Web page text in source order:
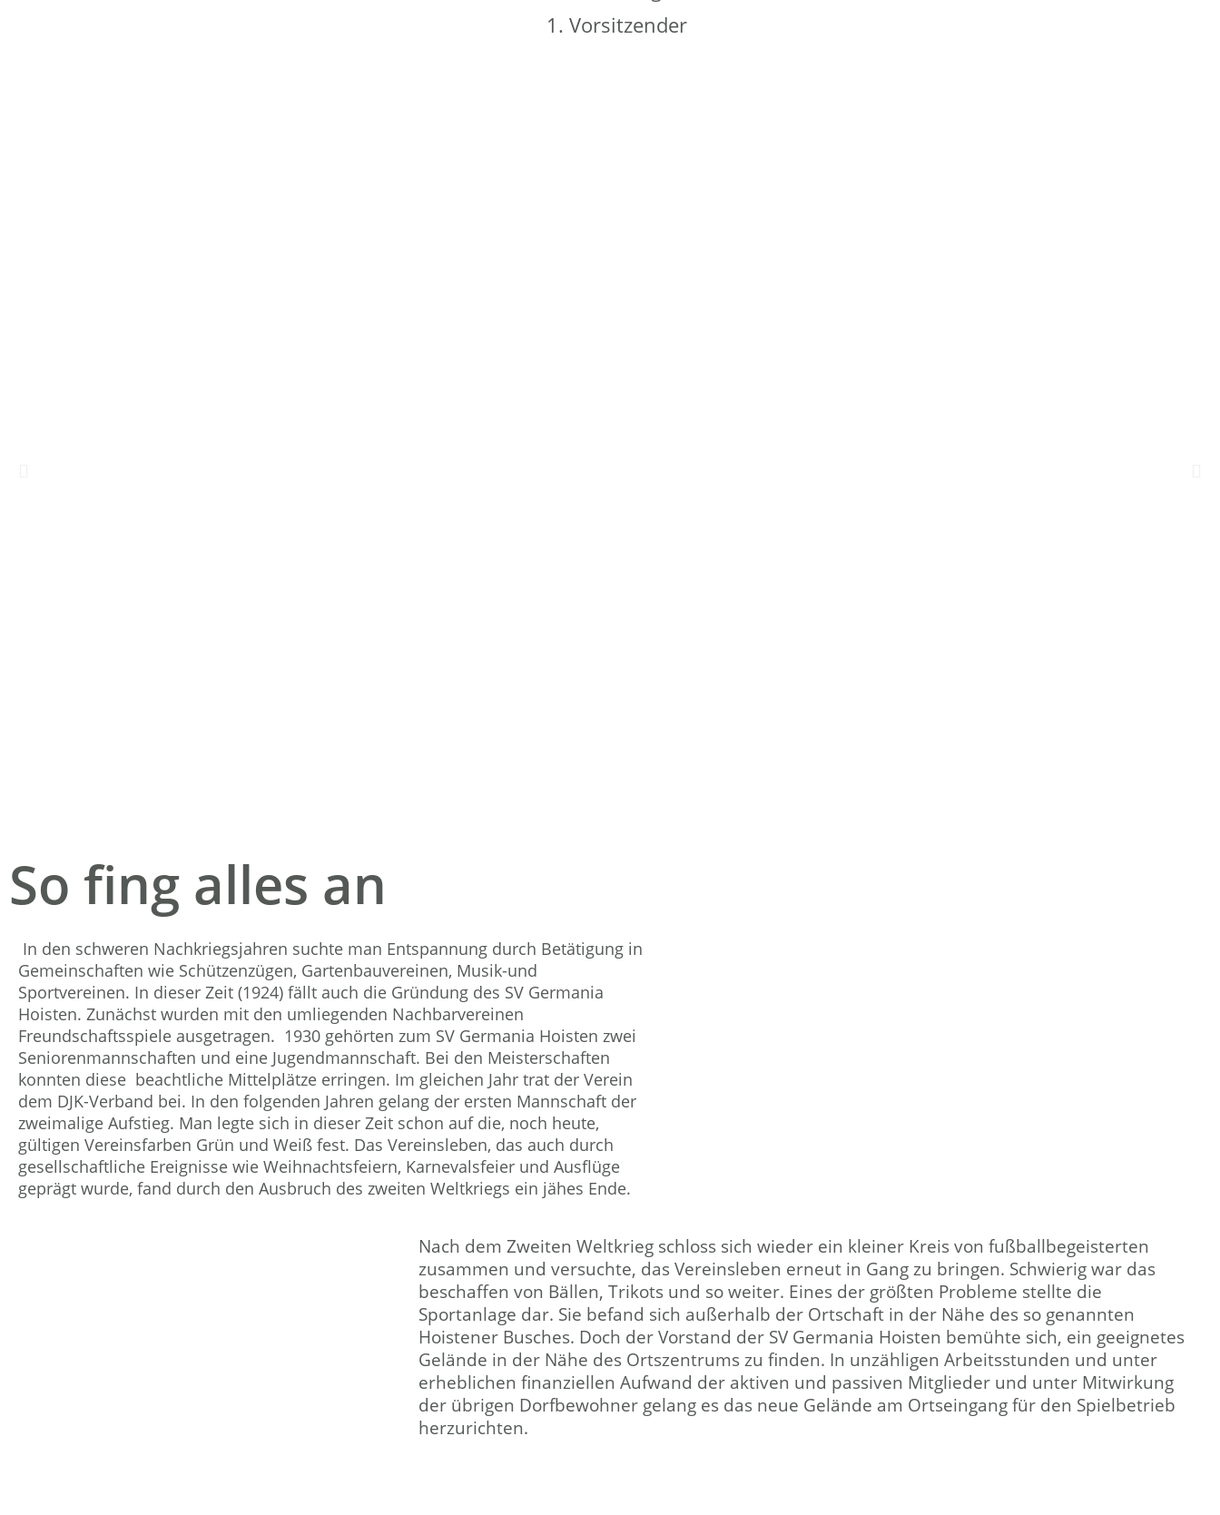
1. Vorsitzender
So fing alles an
In den schweren Nachkriegsjahren suchte man Entspannung durch Betätigung in
Gemeinschaften wie Schützenzügen, Gartenbauvereinen, Musik-und
Sportvereinen. In dieser Zeit (1924) fällt auch die Gründung des SV Germania
Hoisten. Zunächst wurden mit den umliegenden Nachbarvereinen
Freundschaftsspiele ausgetragen. 1930 gehörten zum SV Germania Hoisten zwei
Seniorenmannschaften und eine Jugendmannschaft. Bei den Meisterschaften
konnten diese beachtliche Mittelplätze erringen. Im gleichen Jahr trat der Verein
dem DJK-Verband bei. In den folgenden Jahren gelang der ersten Mannschaft der
zweimalige Aufstieg. Man legte sich in dieser Zeit schon auf die, noch heute,
gültigen Vereinsfarben Grün und Weiß fest. Das Vereinsleben, das auch durch
gesellschaftliche Ereignisse wie Weihnachtsfeiern, Karnevalsfeier und Ausflüge
geprägt wurde, fand durch den Ausbruch des zweiten Weltkriegs ein jähes Ende.
Nach dem Zweiten Weltkrieg schloss sich wieder ein kleiner Kreis von fußballbegeisterten
zusammen und versuchte, das Vereinsleben erneut in Gang zu bringen. Schwierig war das
beschaffen von Bällen, Trikots und so weiter. Eines der größten Probleme stellte die
Sportanlage dar. Sie befand sich außerhalb der Ortschaft in der Nähe des so genannten
Hoistener Busches. Doch der Vorstand der SV Germania Hoisten bemühte sich, ein geeignetes
Gelände in der Nähe des Ortszentrums zu finden. In unzähligen Arbeitsstunden und unter
erheblichen finanziellen Aufwand der aktiven und passiven Mitglieder und unter Mitwirkung
der übrigen Dorfbewohner gelang es das neue Gelände am Ortseingang für den Spielbetrieb
herzurichten.